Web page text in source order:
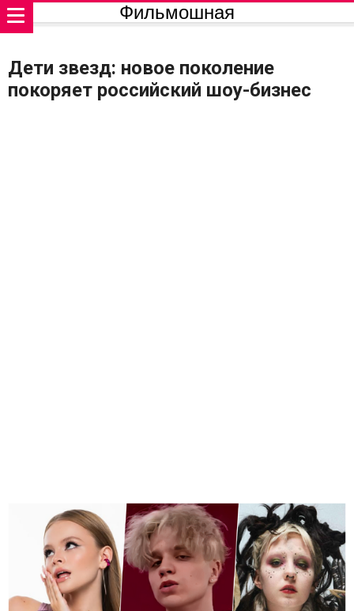
Фильмошная
Дети звезд: новое поколение
покоряет российский шоу-бизнес